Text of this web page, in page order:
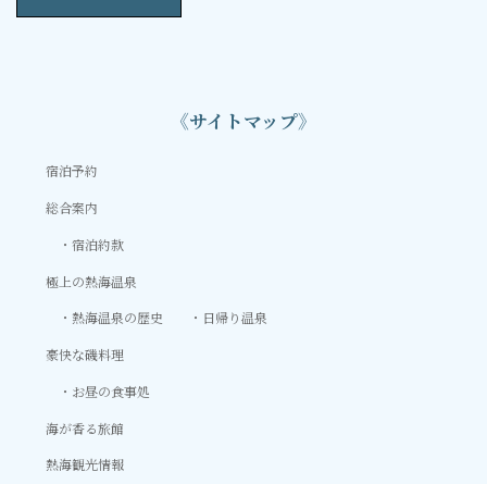
《サイトマップ》
宿泊予約
総合案内
宿泊約款
極上の熱海温泉
熱海温泉の歴史
日帰り温泉
豪快な磯料理
お昼の食事処
海が香る旅館
熱海観光情報